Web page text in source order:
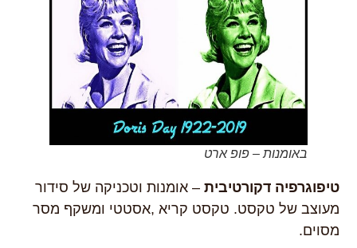
באומנות – פופ ארט
טיפוגרפיה דקורטיבית – אומנות וטכניקה של סידור
מעוצב של טקסט. טקסט קריא ,אסטטי ומשקף מסר
מסוים.